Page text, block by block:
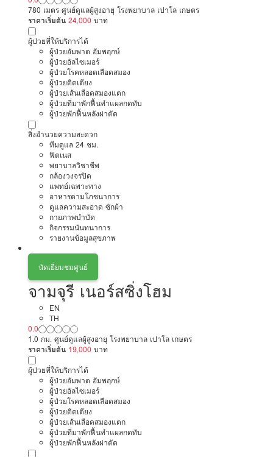
780 เมตร ศูนย์ดูแลผู้สูงอายุ โรงพยาบาล เปาโล เกษตร
ราคาเริ่มต้น 24,000 บาท
ผู้ป่วยที่ให้บริการได้
ผู้ป่วยอัมพาต อัมพฤกษ์
ผู้ป่วยอัลไซเมอร์
ผู้ป่วยโรคหลอดเลือดสมอง
ผู้ป่วยติดเตียง
ผู้ป่วยเส้นเลือดสมองแตก
ผู้ป่วยที่มาพักฟื้นทำแผลกดทับ
ผู้ป่วยพักฟื้นหลังผ่าตัด
สิ่งอำนวยความสะดวก
ทีมดูแล 24 ชม.
ฟิตเนส
พยาบาลวิชาชีพ
กล้องวงจรปิด
แพทย์เฉพาะทาง
อาหารตามโภชนาการ
ดูแลความสะอาด ซักผ้า
กายภาพบำบัด
กิจกรรมนันทนาการ
รายงานข้อมูลสุขภาพ
นัดเยี่ยมชมศูนย์
จามจุรี เนอร์สซิ่งโฮม
EN
TH
0.0
1.0 กม. ศูนย์ดูแลผู้สูงอายุ โรงพยาบาล เปาโล เกษตร
ราคาเริ่มต้น 19,000 บาท
ผู้ป่วยที่ให้บริการได้
ผู้ป่วยอัมพาต อัมพฤกษ์
ผู้ป่วยอัลไซเมอร์
ผู้ป่วยโรคหลอดเลือดสมอง
ผู้ป่วยติดเตียง
ผู้ป่วยเส้นเลือดสมองแตก
ผู้ป่วยที่มาพักฟื้นทำแผลกดทับ
ผู้ป่วยพักฟื้นหลังผ่าตัด